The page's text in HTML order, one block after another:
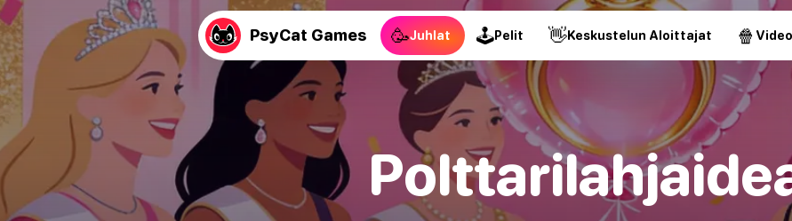
PsyCat Games 🥳Juhlat 🕹Pelit 👋Keskustelun Aloittajat 🍿